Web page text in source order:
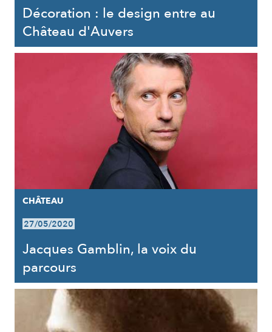
Décoration : le design entre au
Château d'Auvers
CHÂTEAU
27/05/2020
Jacques Gamblin, la voix du
parcours